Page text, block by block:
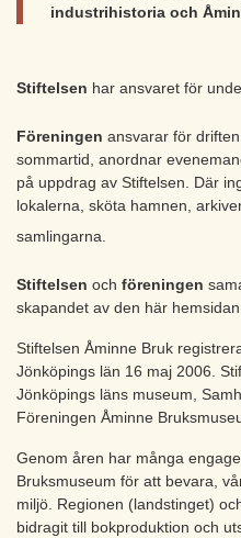
industrihistoria och
Stiftelsen har ansvaret för
Föreningen ansvarar för
sommartid, anordnar
på uppdrag av Stiftelsen. Där
lokalerna, sköta hamnen,
samlingarna.
Stiftelsen och föreningen
skapandet av den här
Stiftelsen Åminne Bruk
Jönköpings län 16 maj 2006.
Jönköpings läns museum,
Föreningen Åminne
Genom åren har många
Bruksmuseum för att bevara,
miljö. Regionen (landstinget)
bidragit till bokproduktion och